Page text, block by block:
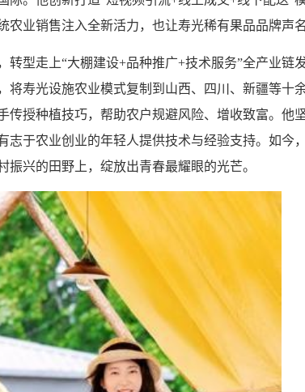
业销售注入全新活力，也让寿光稀有果品品牌声名
型走上“大棚建设+品种推广+技术服务”全产业链
将寿光设施农业模式复制到山西、四川、新疆等十
授种植技巧，帮助农户规避风险、增收致富。他
于农业创业的年轻人提供技术与经验支持。如今
兴的田野上，绽放出青春最耀眼的光芒。